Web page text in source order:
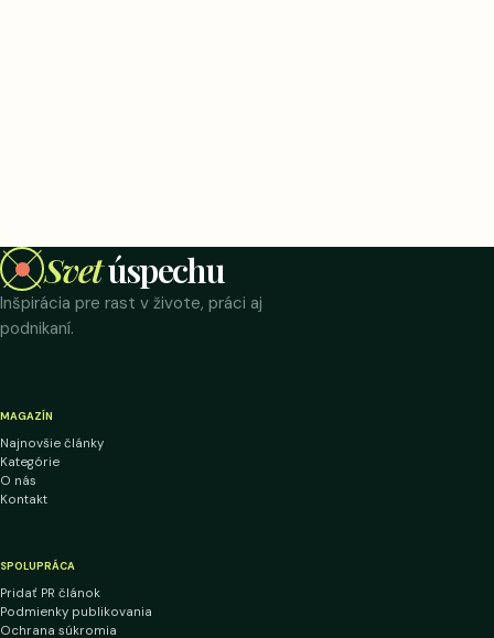
Svetúspechu
Inšpirácia pre rast v živote, práci aj
podnikaní.
MAGAZÍN
Najnovšie články
Kategórie
O nás
Kontakt
SPOLUPRÁCA
Pridať PR článok
Podmienky publikovania
Ochrana súkromia